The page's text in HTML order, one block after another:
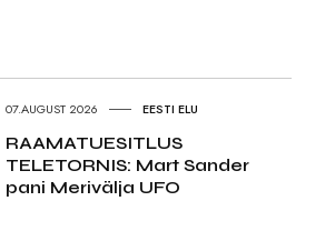
07.AUGUST 2026 EESTI ELU
RAAMATUESITLUS
TELETORNIS: Mart Sander
pani Merivälja UFO